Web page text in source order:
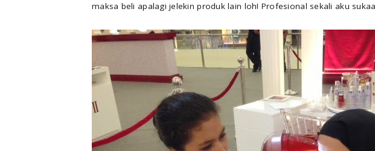
maksa beli apalagi jelekin produk lain loh! Profesional sekali aku